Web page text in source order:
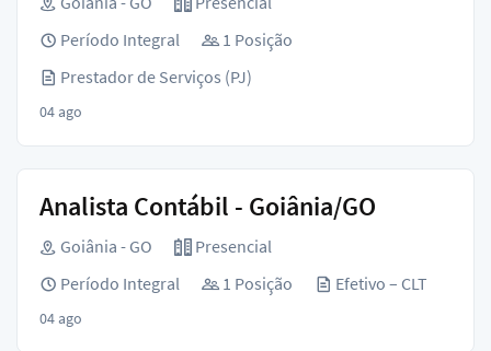
Período Integral
1 Posição
Prestador de Serviços (PJ)
04 ago
Analista Contábil - Goiânia/GO
Goiânia - GO
Presencial
Período Integral
1 Posição Efetivo – CLT
04 ago